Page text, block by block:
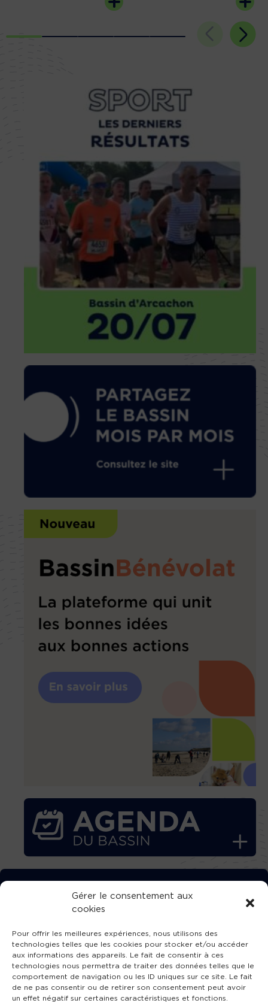
Gérer le consentement aux
cookies
Pour offrir les meilleures expériences, nous utilisons des
technologies telles que les cookies pour stocker et/ou accéder
aux informations des appareils. Le fait de consentir à ces
technologies nous permettra de traiter des données telles que le
comportement de navigation ou les ID uniques sur ce site. Le fait
de ne pas consentir ou de retirer son consentement peut avoir
un effet négatif sur certaines caractéristiques et fonctions.
TÉLÉCHARGEZ GRATUITEMENT
L’APPLICATION TVBA !
SUIVEZ-NOUS !